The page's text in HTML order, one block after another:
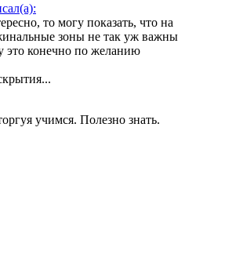
то могу показать, что на
зоны не так уж важны
это конечно по желанию
учимся. Полезно знать.